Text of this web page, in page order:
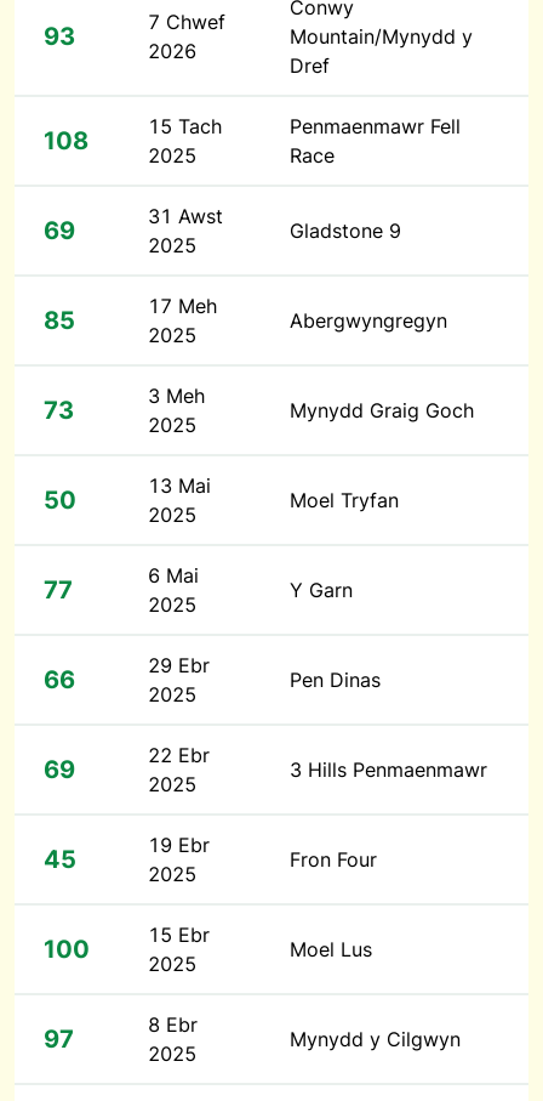
93
7 Chwef
2026
Conwy
Mountain/Mynydd y
Dref
108
15 Tach
2025
Penmaenmawr Fell
Race
69
31 Awst
2025
Gladstone 9
85
17 Meh
2025
Abergwyngregyn
73
3 Meh
2025
Mynydd Graig Goch
50
13 Mai
2025
Moel Tryfan
77
6 Mai
2025
Y Garn
66
29 Ebr
2025
Pen Dinas
69
22 Ebr
2025
3 Hills Penmaenmawr
45
19 Ebr
2025
Fron Four
100
15 Ebr
2025
Moel Lus
97
8 Ebr
2025
Mynydd y Cilgwyn